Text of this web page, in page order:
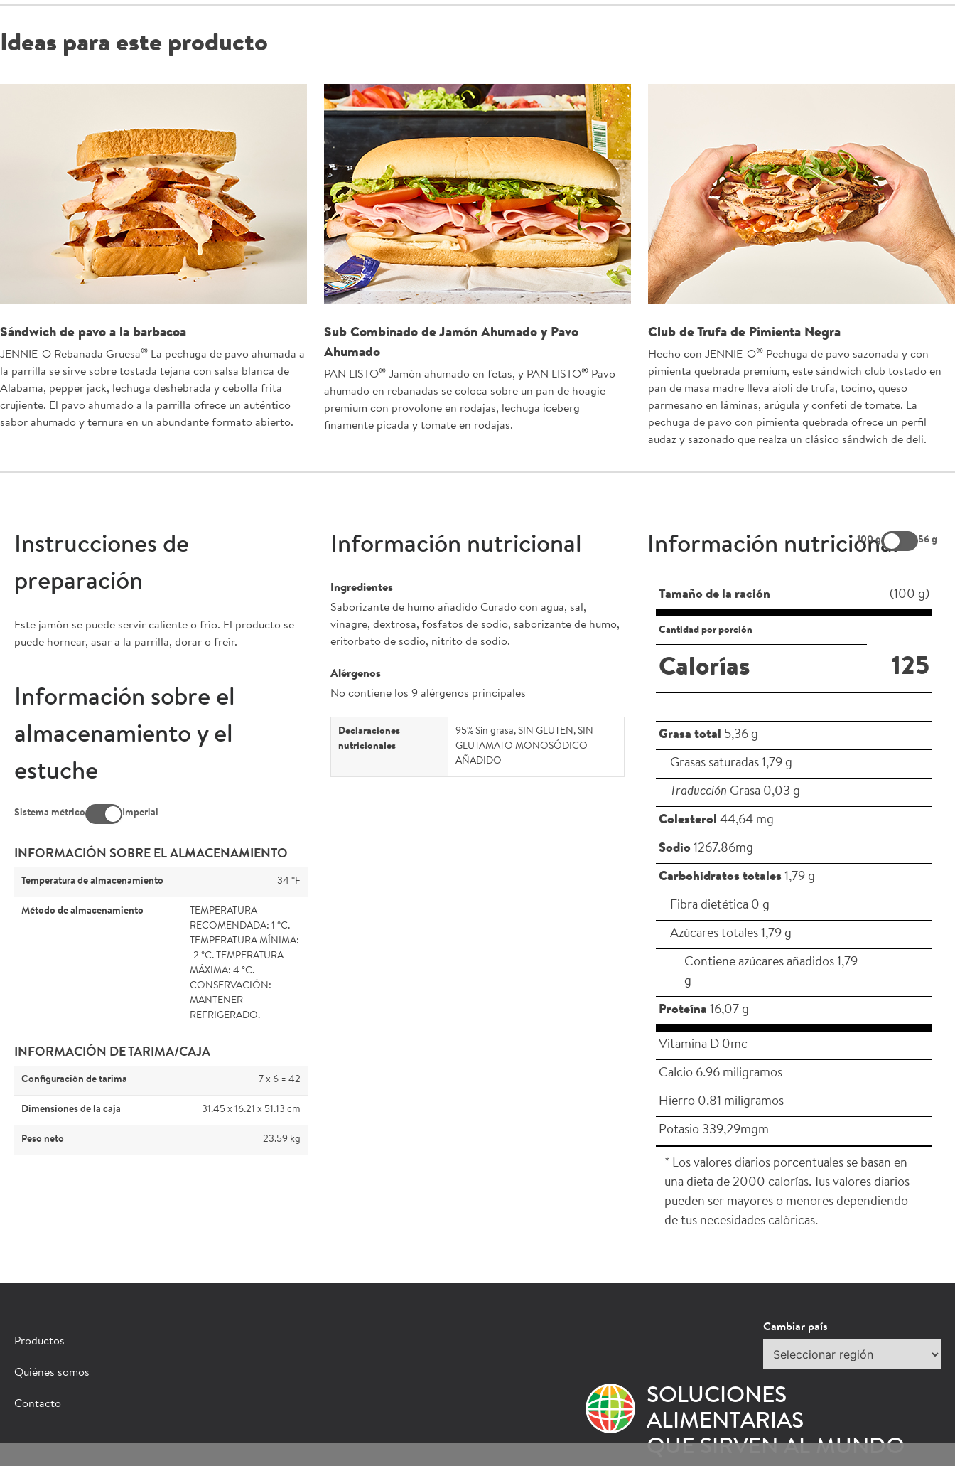
Ideas para este producto
Sándwich de pavo a la barbacoa
JENNIE-O Rebanada Gruesa® La pechuga de pavo ahumada a
la parrilla se sirve sobre tostada tejana con salsa blanca de
Alabama, pepper jack, lechuga deshebrada y cebolla frita
crujiente. El pavo ahumado a la parrilla ofrece un auténtico
sabor ahumado y ternura en un abundante formato abierto.
Sub Combinado de Jamón Ahumado y Pavo
Ahumado
PAN LISTO® Jamón ahumado en fetas, y PAN LISTO® Pavo
ahumado en rebanadas se coloca sobre un pan de hoagie
premium con provolone en rodajas, lechuga iceberg
finamente picada y tomate en rodajas.
Club de Trufa de Pimienta Negra
Hecho con JENNIE-O® Pechuga de pavo sazonada y con
pimienta quebrada premium, este sándwich club tostado en
pan de masa madre lleva aioli de trufa, tocino, queso
parmesano en láminas, arúgula y confeti de tomate. La
pechuga de pavo con pimienta quebrada ofrece un perfil
audaz y sazonado que realza un clásico sándwich de deli.
Instrucciones de
preparación
Este jamón se puede servir caliente o frío. El producto se
puede hornear, asar a la parrilla, dorar o freír.
Información sobre el
almacenamiento y el
estuche
Sistema métrico Imperial
INFORMACIÓN SOBRE EL ALMACENAMIENTO
Temperatura de almacenamiento 34 °F
Método de almacenamiento
TEMPERATURA
RECOMENDADA: 1 °C.
TEMPERATURA MÍNIMA:
-2 °C. TEMPERATURA
MÁXIMA: 4 °C.
CONSERVACIÓN:
MANTENER
REFRIGERADO.
INFORMACIÓN DE TARIMA/CAJA
Configuración de tarima 7 x 6 = 42
Dimensiones de la caja 31.45 x 16.21 x 51.13 cm
Peso neto 23.59 kg
Información nutricional
Ingredientes
Saborizante de humo añadido Curado con agua, sal,
vinagre, dextrosa, fosfatos de sodio, saborizante de humo,
eritorbato de sodio, nitrito de sodio.
Alérgenos
No contiene los 9 alérgenos principales
Declaraciones
nutricionales
95% Sin grasa, SIN GLUTEN, SIN
GLUTAMATO MONOSÓDICO
AÑADIDO
100 g 56 g
Información nutricional
Tamaño de la ración (100 g)
Cantidad por porción
Calorías 125
Grasa total 5,36 g
Grasas saturadas 1,79 g
Traducción Grasa 0,03 g
Colesterol 44,64 mg
Sodio1267.86mg
Carbohidratos totales1,79 g
Fibra dietética 0 g
Azúcares totales 1,79 g
Contiene azúcares añadidos 1,79
g
Proteína 16,07 g
Vitamina D 0mc
Calcio 6.96 miligramos
Hierro 0.81 miligramos
Potasio 339,29mgm
* Los valores diarios porcentuales se basan en
una dieta de 2000 calorías. Tus valores diarios
pueden ser mayores o menores dependiendo
de tus necesidades calóricas.
×
*Campo obligatorio
Protección contra bots
Productos
Quiénes somos
Contacto
Cambiar país
SOLUCIONES
ALIMENTARIAS
QUE SIRVEN AL MUNDO